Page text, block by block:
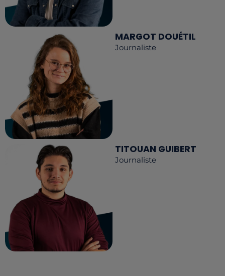
MARGOT DOUÉTIL
Journaliste
TITOUAN GUIBERT
Journaliste